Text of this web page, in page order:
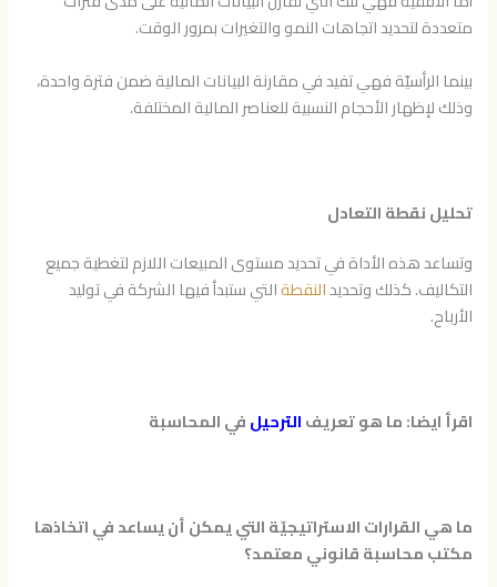
متعددة لتحديد اتجاهات النمو والتغيرات بمرور الوقت.
بينما الرأسيّة فهي تفيد في مقارنة البيانات المالية ضمن فترة واحدة،
وذلك لإظهار الأحجام النسبية للعناصر المالية المختلفة.
تحليل نقطة التعادل
وتساعد هذه الأداة في تحديد مستوى المبيعات اللازم لتغطية جميع
التكاليف. كذلك وتحديدالنقطةالتي ستبدأ فيها الشركة في توليد
الأرباح.
اقرأ ايضا: ما هو تعريفالترحيلفي المحاسبة
ما هي القرارات الاستراتيجيّة التي يمكن أن يساعد في اتخاذها
مكتب محاسبة قانوني معتمد؟